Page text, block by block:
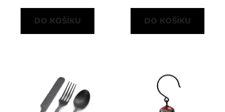
DO KOŠÍKU DO KOŠÍKU